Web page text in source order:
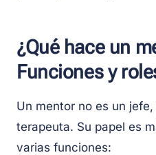
¿Qué hace un
Funciones y
Un mentor no es un
terapeuta. Su papel es
varias funciones: